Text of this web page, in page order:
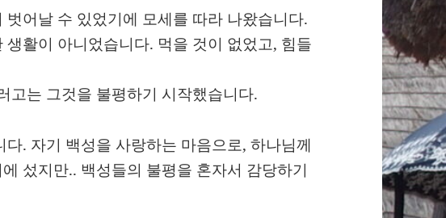
어날 수 있었기에 모세를 따라 나왔습니다.
활이 아니었습니다. 먹을 것이 없었고, 힘들
고는 그것을 불평하기 시작했습니다.
. 자기 백성을 사랑하는 마음으로, 하나님께
섰지만.. 백성들의 불평을 혼자서 감당하기